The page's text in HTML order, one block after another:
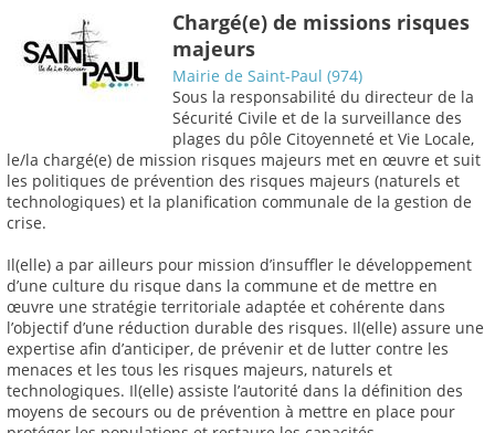
Chargé(e) de missions risques
majeurs
Mairie de Saint-Paul (974)
Sous la responsabilité du directeur de la
Sécurité Civile et de la surveillance des
plages du pôle Citoyenneté et Vie Locale,
le/la chargé(e) de mission risques majeurs met en œuvre et suit
les politiques de prévention des risques majeurs (naturels et
technologiques) et la planification communale de la gestion de
crise.
Il(elle) a par ailleurs pour mission d’insuffler le développement
d’une culture du risque dans la commune et de mettre en
œuvre une stratégie territoriale adaptée et cohérente dans
l’objectif d’une réduction durable des risques. Il(elle) assure une
expertise afin d’anticiper, de prévenir et de lutter contre les
menaces et les tous les risques majeurs, naturels et
technologiques. Il(elle) assiste l’autorité dans la définition des
moyens de secours ou de prévention à mettre en place pour